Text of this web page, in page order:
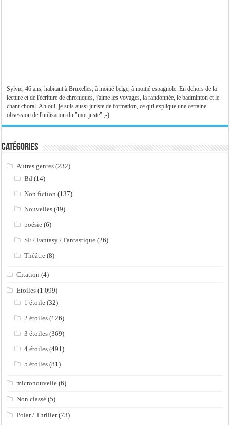
Sylvie, 46 ans, habitant à Bruxelles, à moitié belge, à moitié espagnole. En dehors de la
lecture et de l'écriture de chroniques, j'aime les voyages, la randonnée, le badminton et le
chant choral. Ah oui, je suis aussi juriste de formation, ce qui explique une certaine
obsession de l'utilisation du "mot juste" ;-)
Catégories
Autres genres (232)
Bd (14)
Non fiction (137)
Nouvelles (49)
poésie (6)
SF / Fantasy / Fantastique (26)
Théâtre (8)
Citation (4)
Etoiles (1 099)
1 étoile (32)
2 étoiles (126)
3 étoiles (369)
4 étoiles (491)
5 étoiles (81)
micronouvelle (6)
Non classé (5)
Polar / Thriller(73)